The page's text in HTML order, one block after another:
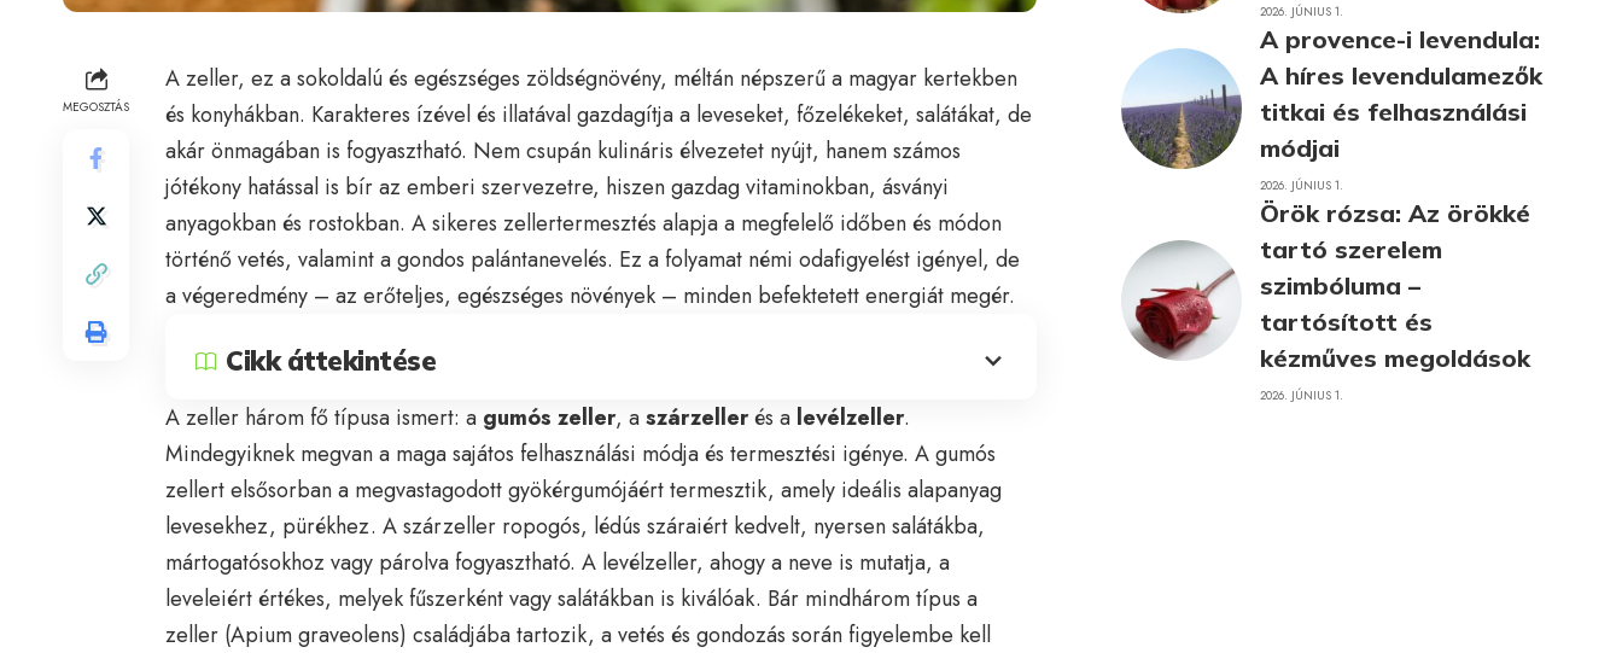
MEGOSZTÁS
A zeller, ez a sokoldalú és egészséges zöldségnövény, méltán népszerű a magyar kertekben
és konyhákban. Karakteres ízével és illatával gazdagítja a leveseket, főzelékeket, salátákat, de
akár önmagában is fogyasztható. Nem csupán kulináris élvezetet nyújt, hanem számos
jótékony hatással is bír az emberi szervezetre, hiszen gazdag vitaminokban, ásványi
anyagokban és rostokban. A sikeres zellertermesztés alapja a megfelelő időben és módon
történő vetés, valamint a gondos palántanevelés. Ez a folyamat némi odafigyelést igényel, de
a végeredmény – az erőteljes, egészséges növények – minden befektetett energiát megér.
Cikk áttekintése
A zeller három fő típusa ismert: a gumós zeller, aszárzellerés a levélzeller.
Mindegyiknek megvan a maga sajátos felhasználási módja és termesztési igénye. A gumós
zellert elsősorban a megvastagodott gyökérgumójáért termesztik, amely ideális alapanyag
levesekhez, pürékhez. A szárzeller ropogós, lédús száraiért kedvelt, nyersen salátákba,
mártogatósokhoz vagy párolva fogyasztható. A levélzeller, ahogy a neve is mutatja, a
leveleiért értékes, melyek fűszerként vagy salátákban is kiválóak. Bár mindhárom típus a
zeller (Apium graveolens) családjába tartozik, a vetés és gondozás során figyelembe kell
2026. JÚNIUS 1.
A provence-i levendula:
A híres levendulamezők
titkai és felhasználási
módjai
2026. JÚNIUS 1.
Örök rózsa: Az örökké
tartó szerelem
szimbóluma –
tartósított és
kézműves megoldások
2026. JÚNIUS 1.